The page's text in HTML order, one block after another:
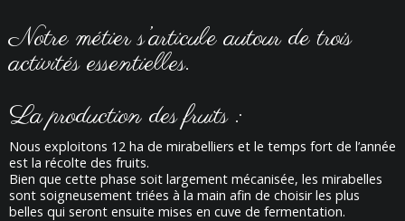
Notre métier s’articule autour de trois
activités essentielles.
La production des fruits :
Nous exploitons 12 ha de mirabelliers et le temps fort de l’année
est la récolte des fruits.
Bien que cette phase soit largement mécanisée, les mirabelles
sont soigneusement triées à la main afin de choisir les plus
belles qui seront ensuite mises en cuve de fermentation.